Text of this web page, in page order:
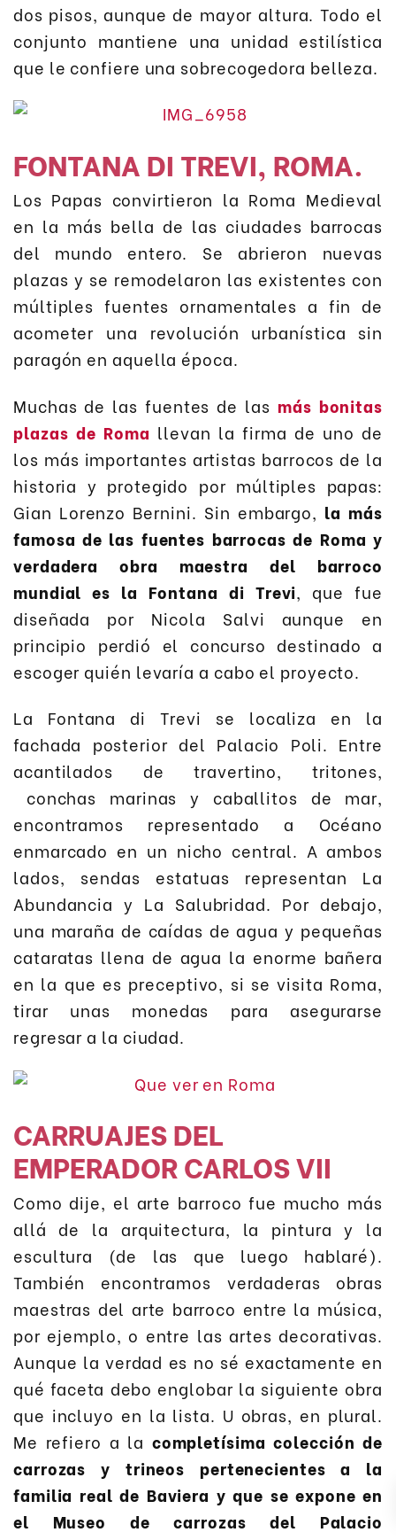
dos pisos, aunque de mayor altura. Todo el
conjunto mantiene una unidad estilística
que le confiere una sobrecogedora belleza.
FONTANA DI TREVI, ROMA.
Los Papas convirtieron la Roma Medieval
en la más bella de las ciudades barrocas
del mundo entero. Se abrieron nuevas
plazas y se remodelaron las existentes con
múltiples fuentes ornamentales a fin de
acometer una revolución urbanística sin
paragón en aquella época.
Muchas de las fuentes de las más bonitas
plazas de Roma llevan la firma de uno de
los más importantes artistas barrocos de la
historia y protegido por múltiples papas:
Gian Lorenzo Bernini. Sin embargo, la más
famosa de las fuentes barrocas de Roma y
verdadera obra maestra del barroco
mundial es la Fontana di Trevi, que fue
diseñada por Nicola Salvi aunque en
principio perdió el concurso destinado a
escoger quién levaría a cabo el proyecto.
La Fontana di Trevi se localiza en la
fachada posterior del Palacio Poli. Entre
acantilados de travertino, tritones,
conchas marinas y caballitos de mar,
encontramos representado a Océano
enmarcado en un nicho central. A ambos
lados, sendas estatuas representan La
Abundancia y La Salubridad. Por debajo,
una maraña de caídas de agua y pequeñas
cataratas llena de agua la enorme bañera
en la que es preceptivo, si se visita Roma,
tirar unas monedas para asegurarse
regresar a la ciudad.
CARRUAJES DEL
EMPERADOR CARLOS VII
Como dije, el arte barroco fue mucho más
allá de la arquitectura, la pintura y la
escultura (de las que luego hablaré).
También encontramos verdaderas obras
maestras del arte barroco entre la música,
por ejemplo, o entre las artes decorativas.
Aunque la verdad es no sé exactamente en
qué faceta debo englobar la siguiente obra
que incluyo en la lista. U obras, en plural.
Me refiero a la completísima colección de
carrozas y trineos pertenecientes a la
familia real de Baviera y que se expone en
el Museo de carrozas del Palacio